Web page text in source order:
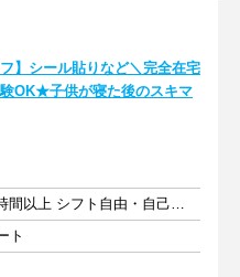
フ】シール貼りなど＼完全在宅
OK★子供が寝た後のスキマ
週2日以上 1日4時間以上 シフト自由・自己申告
ト